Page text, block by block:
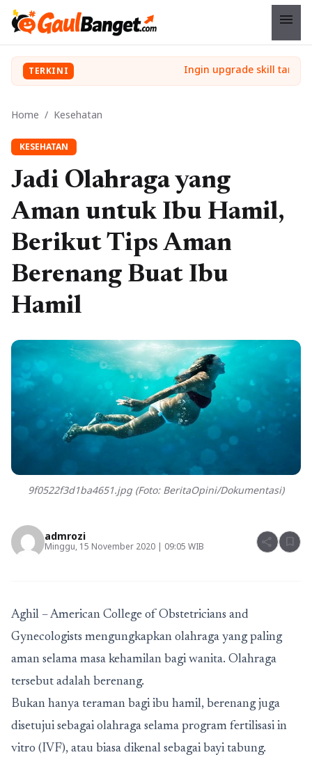
menu
TERKINI
Home / Kesehatan
KESEHATAN
Jadi Olahraga yang
Aman untuk Ibu Hamil,
Berikut Tips Aman
Berenang Buat Ibu
Hamil
9f0522f3d1ba4651.jpg (Foto: BeritaOpini/Dokumentasi)
admrozi
Minggu, 15 November 2020 | 09:05 WIB share bookmark
Aghil – American College of Obstetricians and
Gynecologists mengungkapkan olahraga yang paling
aman selama masa kehamilan bagi wanita. Olahraga
tersebut adalah berenang.
Bukan hanya teraman bagi ibu hamil, berenang juga
disetujui sebagai olahraga selama program fertilisasi in
vitro (IVF), atau biasa dikenal sebagai bayi tabung.